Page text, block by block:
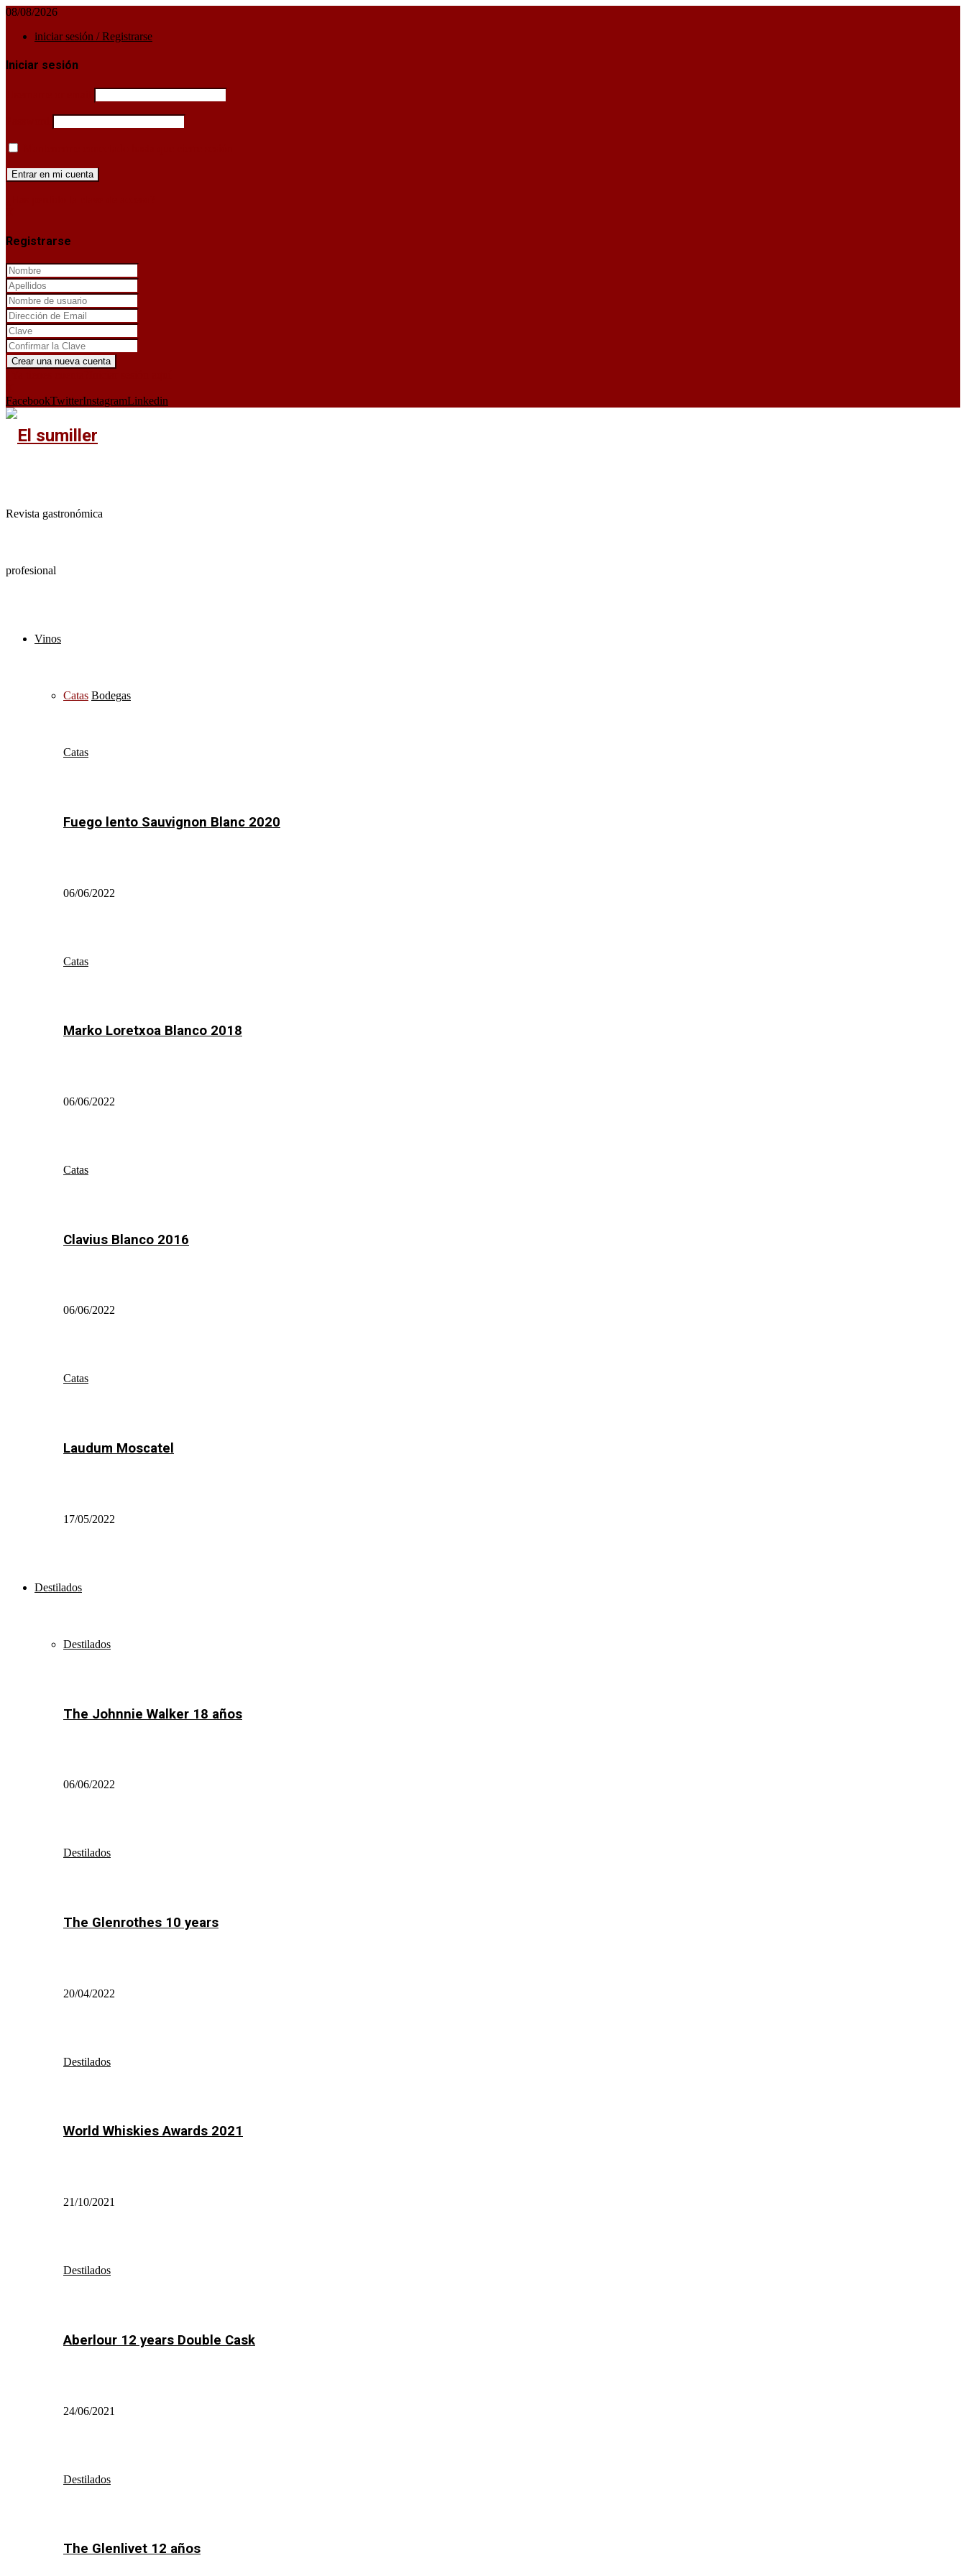
08/08/2026
iniciar sesión / Registrarse
Iniciar sesión
Registrarse
FacebookTwitterInstagramLinkedin
Revista gastronómica
profesional
Vinos
Catas Bodegas
Catas
Fuego lento Sauvignon Blanc 2020
06/06/2022
Catas
Marko Loretxoa Blanco 2018
06/06/2022
Catas
Clavius Blanco 2016
06/06/2022
Catas
Laudum Moscatel
17/05/2022
Destilados
Destilados
The Johnnie Walker 18 años
06/06/2022
Destilados
The Glenrothes 10 years
20/04/2022
Destilados
World Whiskies Awards 2021
21/10/2021
Destilados
Aberlour 12 years Double Cask
24/06/2021
Destilados
The Glenlivet 12 años